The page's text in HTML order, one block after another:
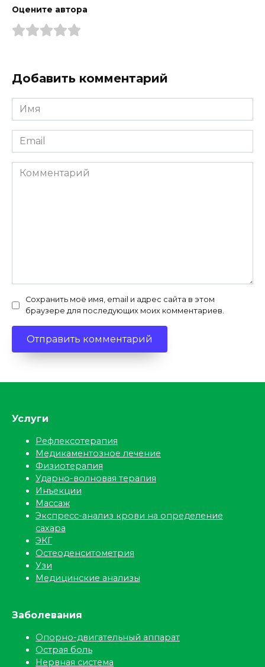
Оцените автора
Добавить комментарий
Имя
*
Email
*
Комментарий
Сохранить моё имя, email и адрес сайта в этом
браузере для последующих моих комментариев.
Услуги
Рефлексотерапия
Медикаментозное лечение
Физиотерапия
Ударно-волновая терапия
Инъекции
Массаж
Экспресс-анализ крови на определение
сахара
ЭКГ
Остеоденситометрия
Узи
Медицинские анализы
Заболевания
Опорно-двигательный аппарат
Острая боль
Нервная система